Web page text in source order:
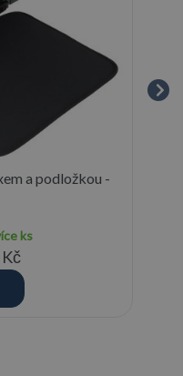
a podložkou -
ks